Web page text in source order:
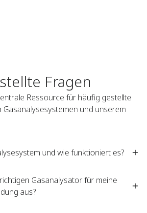
Fragen​
Ressource für häufig gestellte
Gasanalysesystemen und unserem
und wie funktioniert es?​
Gasanalysator für meine
aus?